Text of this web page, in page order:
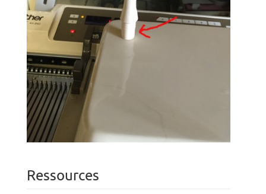
Ressources